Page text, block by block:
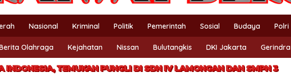
Nasional Kriminal Politik Pemerintah Sosial Budaya Polri
Olahraga Kejahatan Nissan Bulutangkis DKI Jakarta Gerindra
INDONESIA, TEMUKAN PUNGLI DI SDN IV LAMONGAN DAN SMPN 3